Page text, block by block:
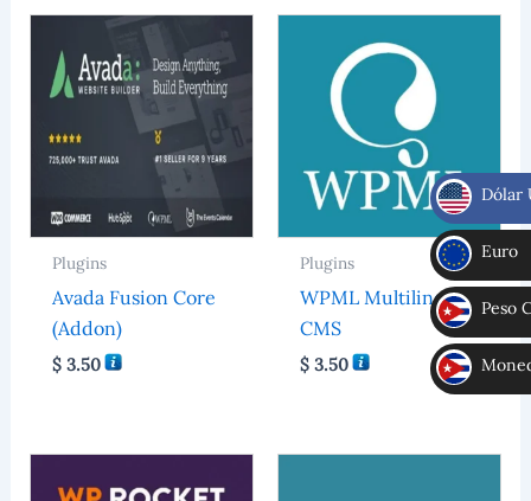
Plugins
Avada Fusion Core
(Addon)
$3.50
Plugins
WPML Multilingual
CMS
$ 3.50
$
Dólar
€
Euro
CUP
Peso
MLC